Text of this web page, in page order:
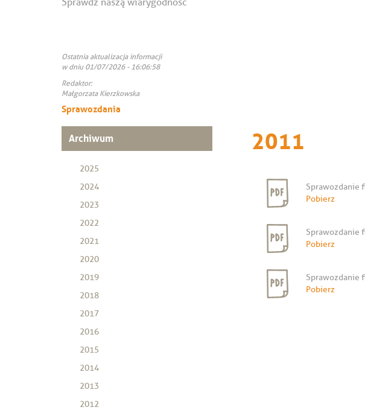
Ostatnia aktualizacja informacji
w dniu 01/07/2026 - 16:06:58
Redaktor:
Małgorzata Kierzkowska
Sprawozdania
Archiwum
2025
2024
2023
2022
2021
2020
2019
2018
2017
2016
2015
2014
2013
2012
2011
Sprawozdanie
Pobierz
Sprawozdanie
Pobierz
Sprawozdanie
Pobierz